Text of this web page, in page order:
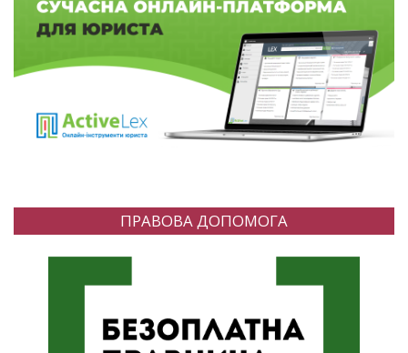
ПРАВОВА ДОПОМОГА